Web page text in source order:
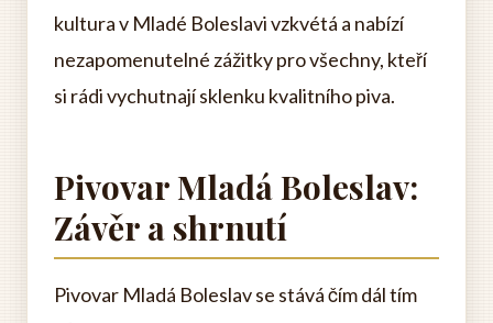
kultura v Mladé Boleslavi vzkvétá a nabízí
nezapomenutelné zážitky pro všechny, kteří
si rádi vychutnají sklenku kvalitního piva.
Pivovar Mladá Boleslav:
Závěr a shrnutí
Pivovar Mladá Boleslav se stává čím dál tím